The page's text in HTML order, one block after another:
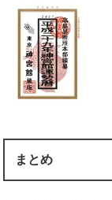
まとめ